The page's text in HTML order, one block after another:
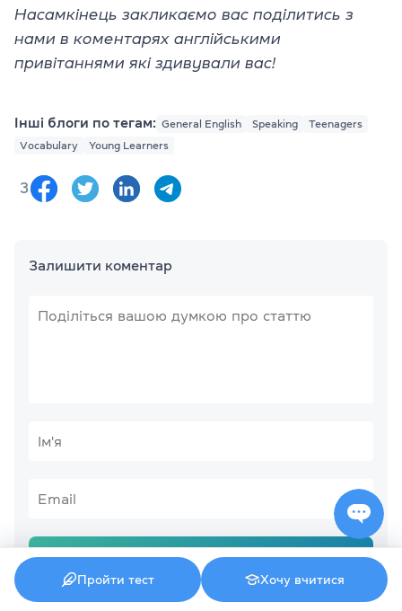
Насамкінець закликаємо вас поділитись з
нами в коментарях англійськими
привітаннями які здивували вас!
Інші блоги по тегам: General English Speaking
Teenagers
Vocabulary
Young Learners
3
Залишити коментар
Відправити
Пройти тест
Хочу вчитися